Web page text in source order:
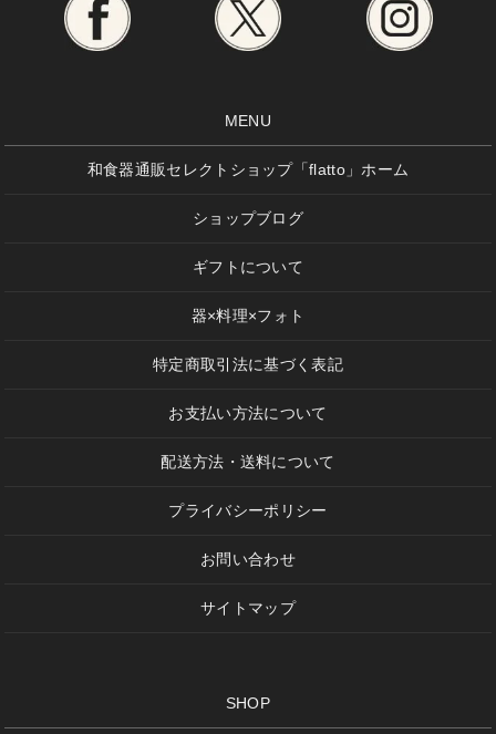
MENU
和食器通販セレクトショップ「flatto」ホーム
ショップブログ
ギフトについて
器×料理×フォト
特定商取引法に基づく表記
お支払い方法について
配送方法・送料について
プライバシーポリシー
お問い合わせ
サイトマップ
SHOP